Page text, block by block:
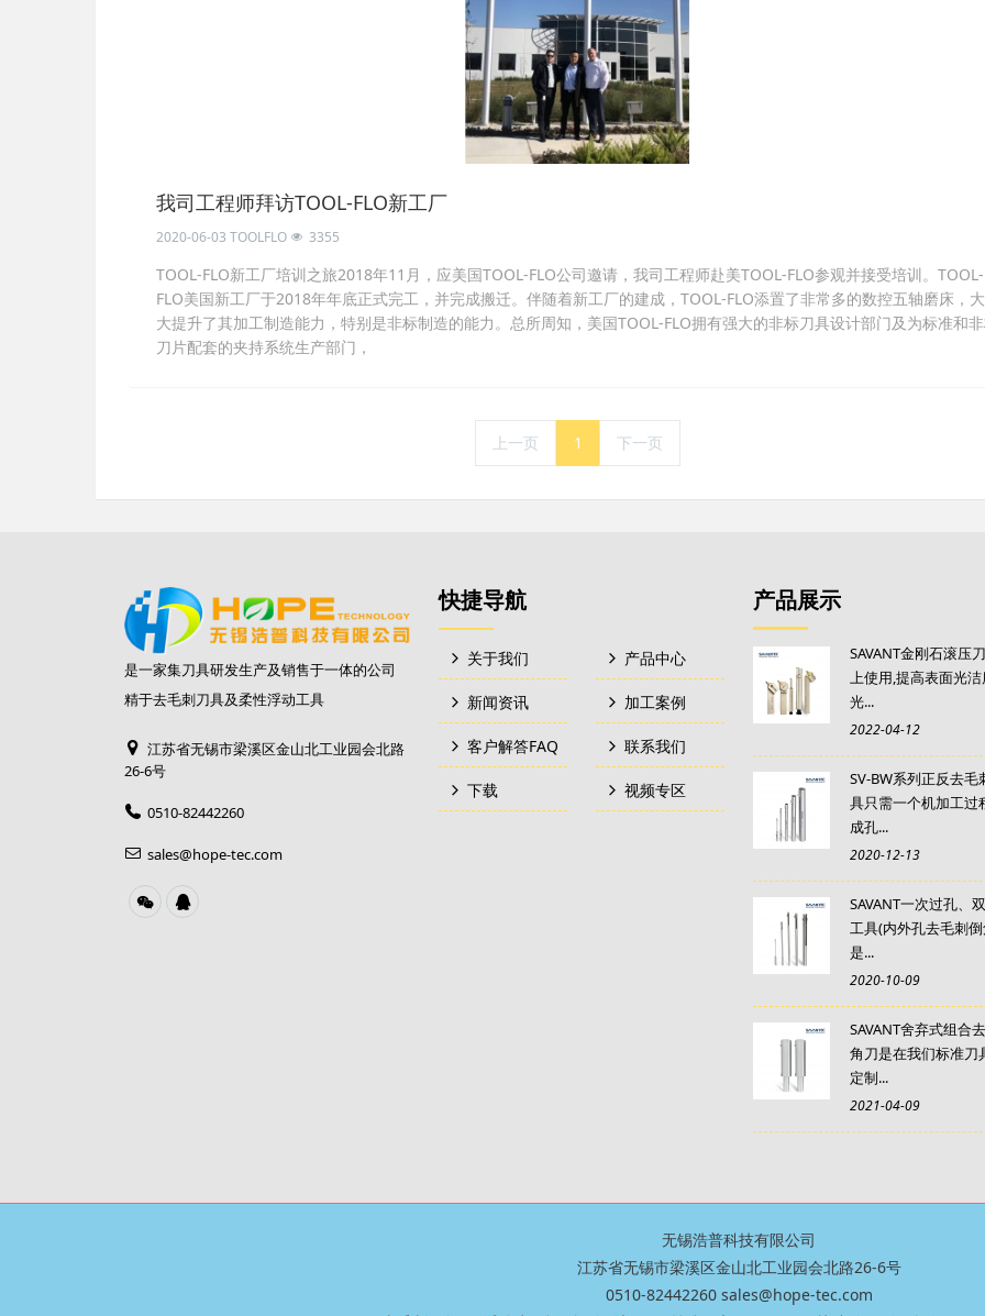
我司工程师拜访TOOL-FLO新工厂
2020-06-03 TOOLFLO 3355
TOOL-FLO新工厂培训之旅2018年11月，应美国TOOL-FLO公司邀请，我司工程师赴美TOOL-FLO参观并接受培训。TOOL-
FLO美国新工厂于2018年年底正式完工，并完成搬迁。伴随着新工厂的建成，TOOL-FLO添置了非常多的数控五轴磨床，大
大提升了其加工制造能力，特别是非标制造的能力。总所周知，美国TOOL-FLO拥有强大的非标刀具设计部门及为标准和
刀片配套的夹持系统生产部门，
上一页 1 下一页
是一家集刀具研发生产及销售于一体的公司
精于去毛刺刀具及柔性浮动工具
江苏省无锡市梁溪区金山北工业园会北路
26-6号
0510-82442260
sales@hope-tec.com
快捷导航
关于我们 产品中心
新闻资讯 加工案例
客户解答FAQ 联系我们
下载 视频专区
产品展示
SAVANT金刚石滚压
上使用,提高表面光
光...
2022-04-12
SV-BW系列正反去毛
具只需一个机加工过
成孔...
2020-12-13
SAVANT一次过孔、
工具(内外孔去毛刺
是...
2020-10-09
SAVANT舍弃式组合
角刀是在我们标准刀
定制...
2021-04-09
无锡浩普科技有限公司
江苏省无锡市梁溪区金山北工业园会北路26-6号
0510-82442260 sales@hope-tec.com